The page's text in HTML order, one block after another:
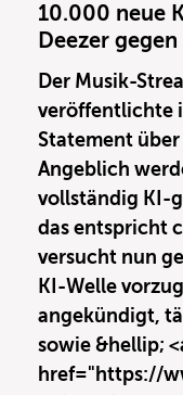
10.000 neue
Deezer
Der Musik-
veröffentlichte
Statement
Angeblich
vollständig KI-
das entspricht
versucht nun
KI-Welle
angekündigt,
sowie &hellip;
href="https://